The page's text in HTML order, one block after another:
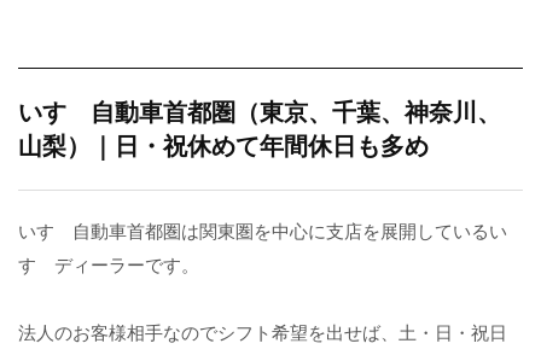
いすゞ自動車首都圏（東京、千葉、神奈川、
山梨）｜日・祝休めて年間休日も多め
いすゞ自動車首都圏は関東圏を中心に支店を展開しているい
すゞディーラーです。
法人のお客様相手なのでシフト希望を出せば、土・日・祝日